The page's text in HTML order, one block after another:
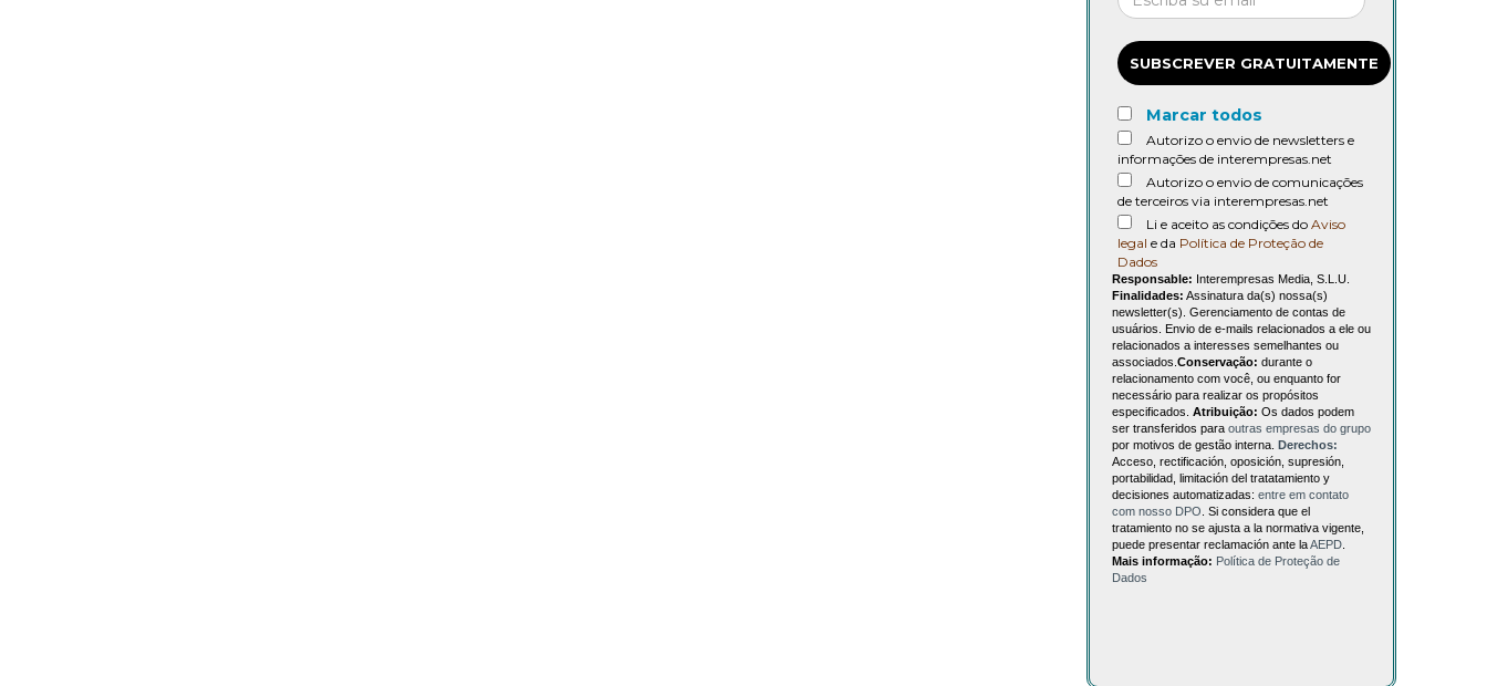
SUBSCREVER GRATUITAMENTE
Marcar todos
Autorizo o envio de newsletters e
informações de interempresas.net
Autorizo o envio de comunicações
de terceiros via interempresas.net
Li e aceito as condições do Aviso
legal e da Política de Proteção de
Dados
Responsable: Interempresas Media, S.L.U.
Finalidades: Assinatura da(s) nossa(s)
newsletter(s). Gerenciamento de contas de
usuários. Envio de e-mails relacionados a ele ou
relacionados a interesses semelhantes ou
associados. Conservação: durante o
relacionamento com você, ou enquanto for
necessário para realizar os propósitos
especificados. Atribuição: Os dados podem
ser transferidos para outras empresas do grupo
por motivos de gestão interna. Derechos:
Acceso, rectificación, oposición, supresión,
portabilidad, limitación del tratatamiento y
decisiones automatizadas: entre em contato
com nosso DPO . Si considera que el
tratamiento no se ajusta a la normativa vigente,
puede presentar reclamación ante laAEPD
Mais informação: Política de Proteção de
Dados